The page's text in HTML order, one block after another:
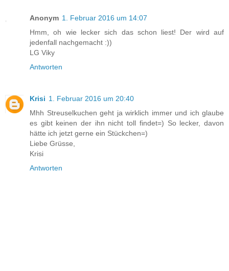
Anonym 1. Februar 2016 um 14:07
Hmm, oh wie lecker sich das schon liest! Der wird auf
jedenfall nachgemacht :))
LG Viky
Antworten
Krisi 1. Februar 2016 um 20:40
Mhh Streuselkuchen geht ja wirklich immer und ich glaube
es gibt keinen der ihn nicht toll findet=) So lecker, davon
hätte ich jetzt gerne ein Stückchen=)
Liebe Grüsse,
Krisi
Antworten